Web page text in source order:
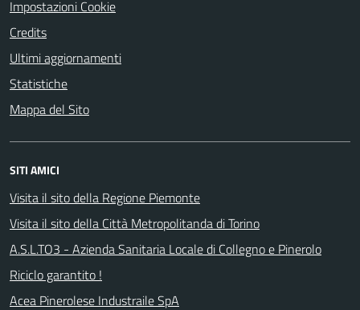
Impostazioni Cookie
Credits
Ultimi aggiornamenti
Statistiche
Mappa del Sito
SITI AMICI
Visita il sito della Regione Piemonte
Visita il sito della Città Metropolitanda di Torino
A.S.L.TO3 - Azienda Sanitaria Locale di Collegno e Pinerolo
Riciclo garantito !
Acea Pinerolese Industraile SpA